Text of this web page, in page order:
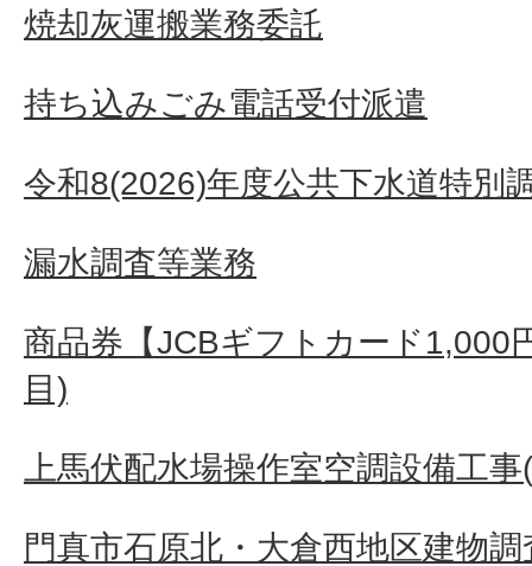
焼却灰運搬業務委託
持ち込みごみ電話受付派遣
令和8(2026)年度公共下水道特別
漏水調査等業務
商品券【JCBギフトカード1,000
目)
上馬伏配水場操作室空調設備工
門真市石原北・大倉西地区建物